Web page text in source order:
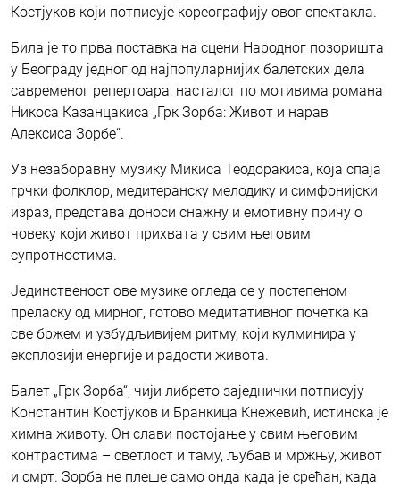
Костјуков који потписује кореографију овог спектакла.
Била је то прва поставка на сцени Народног позоришта
у Београду једног од најпопуларнијих балетских дела
савременог репертоара, насталог по мотивима романа
Никоса Казанцакиса „Грк Зорба: Живот и нарав
Алексиса Зорбе“.
Уз незаборавну музику Микиса Теодоракиса, која спаја
грчки фолклор, медитеранску мелодику и симфонијски
израз, представа доноси снажну и емотивну причу о
човеку који живот прихвата у свим његовим
супротностима.
Јединственост ове музике огледа се у постепеном
преласку од мирног, готово медитативног почетка ка
све бржем и узбудљивијем ритму, који кулминира у
експлозији енергије и радости живота.
Балет „Грк Зорба“, чији либрето заједнички потписују
Константин Костјуков и Бранкица Кнежевић, истинска је
химна животу. Он слави постојање у свим његовим
контрастима – светлост и таму, љубав и мржњу, живот
и смрт. Зорба не плеше само онда када је срећан; када